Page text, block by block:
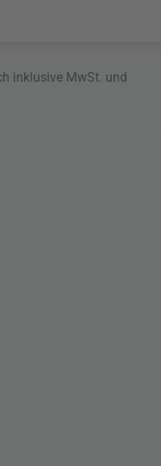
inklusive MwSt. und